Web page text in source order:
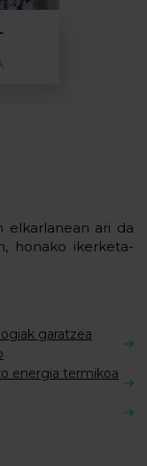
elkarlanean ari da
honako ikerketa-
garatzea
energia termikoa